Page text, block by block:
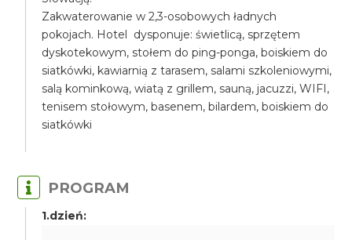
Zakwaterowanie w 2,3-osobowych ładnych
pokojach. Hotel dysponuje: świetlicą, sprzętem
dyskotekowym, stołem do ping-ponga, boiskiem do
siatkówki, kawiarnią z tarasem, salami szkoleniowymi,
salą kominkową, wiatą z grillem, sauną, jacuzzi, WIFI,
tenisem stołowym, basenem, bilardem, boiskiem do
siatkówki
PROGRAM
1.dzień: